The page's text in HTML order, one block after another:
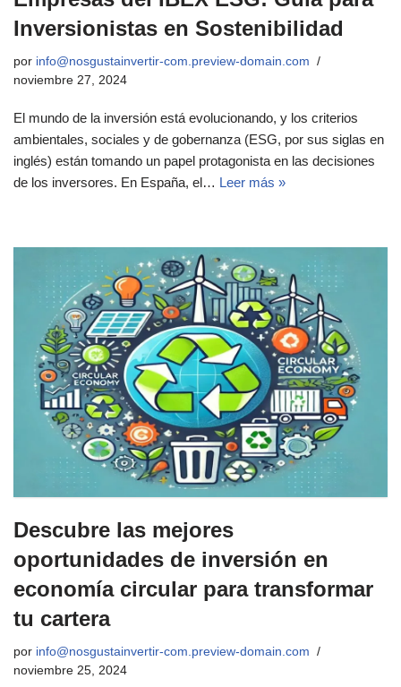
Inversionistas en Sostenibilidad
por info@nosgustainvertir-com.preview-domain.com
noviembre 27, 2024
El mundo de la inversión está evolucionando, y los criterios
ambientales, sociales y de gobernanza (ESG, por sus siglas en
inglés) están tomando un papel protagonista en las decisiones
de los inversores. En España, el… Leer más »
Descubre las mejores
oportunidades de inversión en
economía circular para transformar
tu cartera
por info@nosgustainvertir-com.preview-domain.com
noviembre 25, 2024